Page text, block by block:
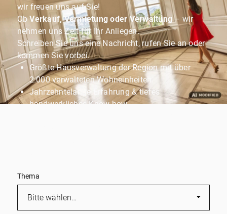
wir freuen uns auf Sie!
ObVerkauf, Vermietung oder Verwaltung– wir
nehmen uns Zeit für Ihr Anliegen.
Schreiben Sie uns eine Nachricht, rufen Sie an oder
kommen Sie vorbei.
Größte Hausverwaltung der Region mit über
2.000 verwalteten Wohneinheiten.
Jahrzehntelange Erfahrung & tiefes
handwerkliches Know-how.
Thema